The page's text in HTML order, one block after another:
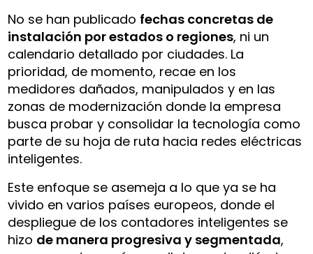
No se han publicado fechas concretas de
instalación por estados o regiones, ni un
calendario detallado por ciudades. La
prioridad, de momento, recae en los
medidores dañados, manipulados y en las
zonas de modernización donde la empresa
busca probar y consolidar la tecnología como
parte de su hoja de ruta hacia redes eléctricas
inteligentes.
Este enfoque se asemeja a lo que ya se ha
vivido en varios países europeos, donde el
despliegue de los contadores inteligentes se
hizo de manera progresiva y segmentada,